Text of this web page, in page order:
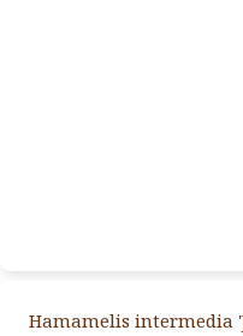
Hamamelis intermedia